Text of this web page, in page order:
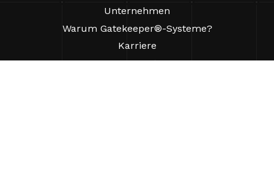
Unternehmen
Warum Gatekeeper®-Systeme?
Karriere
Unsere Partner